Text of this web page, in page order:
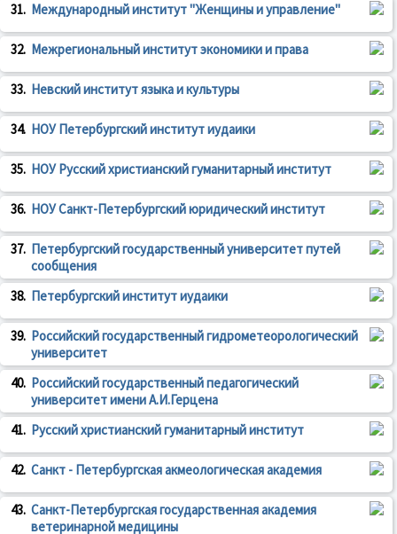
31. Международный институт "Женщины и управление"
32. Межрегиональный институт экономики и права
33. Невский институт языка и культуры
34. НОУ Петербургский институт иудаики
35. НОУ Русский христианский гуманитарный институт
36. НОУ Санкт-Петербургский юридический институт
37. Петербургский государственный университет путей
сообщения
38. Петербургский институт иудаики
39. Российский государственный гидрометеорологический
университет
40. Российский государственный педагогический
университет имени А.И.Герцена
41. Русский христианский гуманитарный институт
42. Санкт - Петербургская акмеологическая академия
43. Санкт-Петербургская государственная академия
ветеринарной медицины